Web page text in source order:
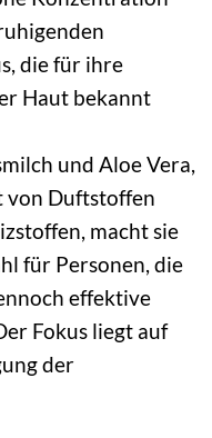
die für ihre
Haut bekannt
und Aloe Vera,
von Duftstoffen
macht sie
für Personen, die
effektive
Fokus liegt auf
der